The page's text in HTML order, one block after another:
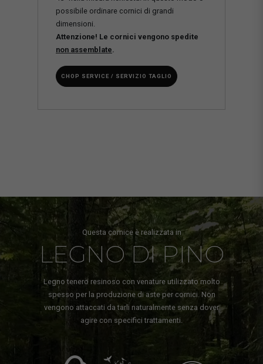
possibile ordinare cornici di grandi
dimensioni.
Attenzione! Le cornici vengono spedite
non assemblate.
CHOP SERVICE / SERVIZIO TAGLIO
Questa cornice è realizzata in
LEGNO DI PINO
Legno tenero resinoso con venature utilizzato molto
spesso per la produzione di aste per cornici. Non
vengono attaccati da tarli naturalmente senza dover
agire con specifici trattamenti.